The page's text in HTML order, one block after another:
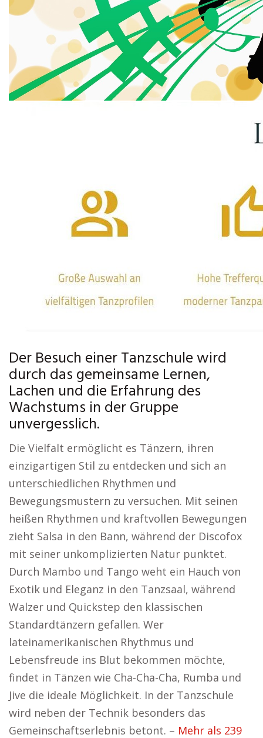
Der Besuch einer Tanzschule wird
durch das gemeinsame Lernen,
Lachen und die Erfahrung des
Wachstums in der Gruppe
unvergesslich.
Die Vielfalt ermöglicht es Tänzern, ihren
einzigartigen Stil zu entdecken und sich an
unterschiedlichen Rhythmen und
Bewegungsmustern zu versuchen. Mit seinen
heißen Rhythmen und kraftvollen Bewegungen
zieht Salsa in den Bann, während der Discofox
mit seiner unkomplizierten Natur punktet.
Durch Mambo und Tango weht ein Hauch von
Exotik und Eleganz in den Tanzsaal, während
Walzer und Quickstep den klassischen
Standardtänzern gefallen. Wer
lateinamerikanischen Rhythmus und
Lebensfreude ins Blut bekommen möchte,
findet in Tänzen wie Cha-Cha-Cha, Rumba und
Jive die ideale Möglichkeit. In der Tanzschule
wird neben der Technik besonders das
Gemeinschaftserlebnis betont. – Mehr als 239